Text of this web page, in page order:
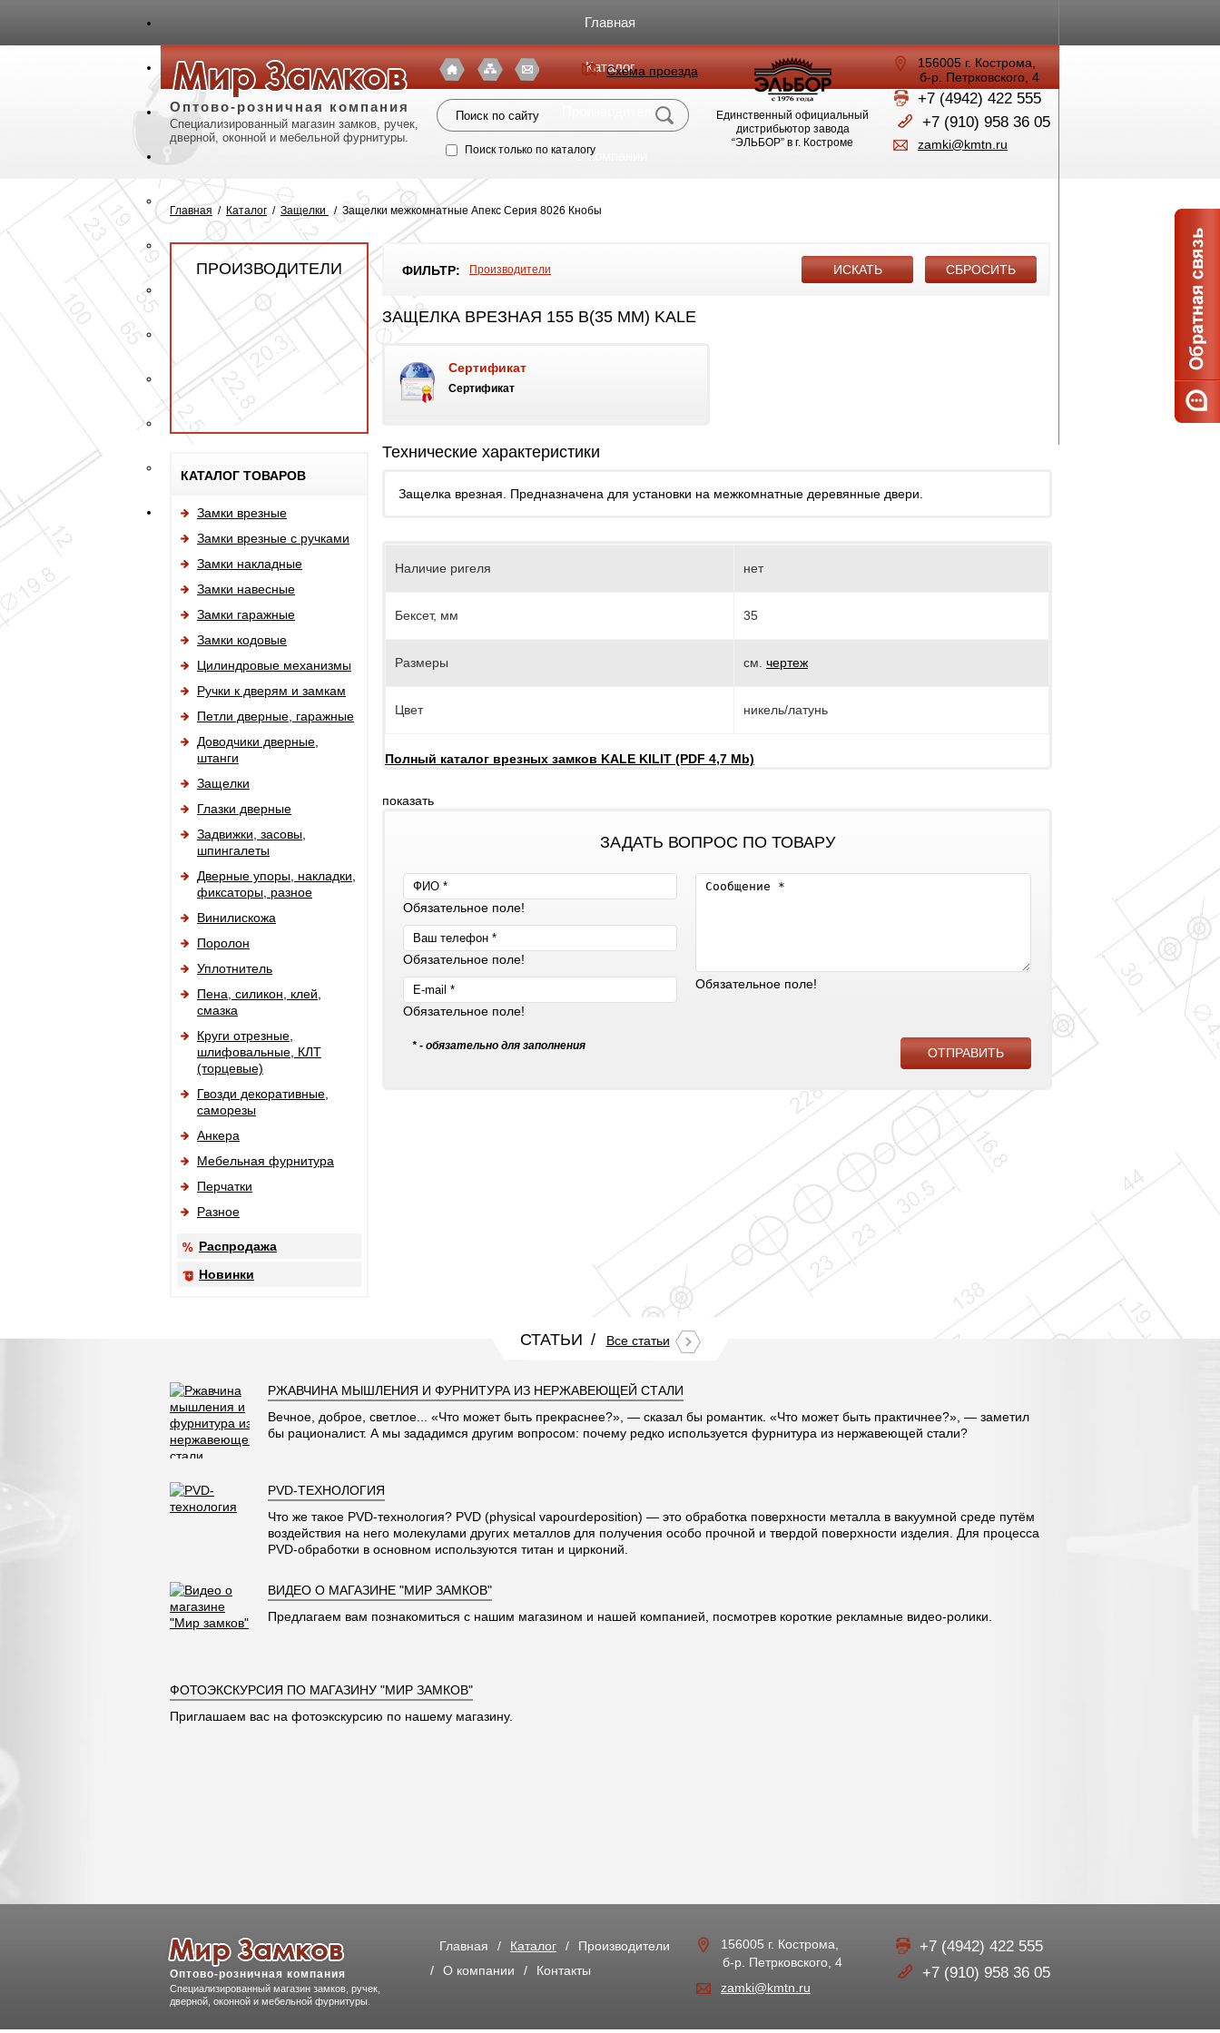
Главная
Каталог
Производители
О компании
Оптово-розничная компания
Специализированный магазин замков, ручек,
дверной, оконной и мебельной фурнитуры.
Схема проезда
Поиск только по каталогу
Единственный официальный
дистрибьютор завода
“ЭЛЬБОР” в г. Костроме
156005 г. Кострома,
б-р. Петрковского, 4
+7 (4942) 422 555
+7 (910) 958 36 05
zamki@kmtn.ru
Главная / Каталог / Защелки / Защелки межкомнатные Апекс Серия 8026 Кнобы
ПРОИЗВОДИТЕЛИ
КАТАЛОГ ТОВАРОВ
Замки врезные
Замки врезные с ручками
Замки накладные
Замки навесные
Замки гаражные
Замки кодовые
Цилиндровые механизмы
Ручки к дверям и замкам
Петли дверные, гаражные
Доводчики дверные,
штанги
Защелки
Глазки дверные
Задвижки, засовы,
шпингалеты
Дверные упоры, накладки,
фиксаторы, разное
Винилискожа
Поролон
Уплотнитель
Пена, силикон, клей,
смазка
Круги отрезные,
шлифовальные, КЛТ
(торцевые)
Гвозди декоративные,
саморезы
Анкера
Мебельная фурнитура
Перчатки
Разное
Распродажа
Новинки
ФИЛЬТР: Производители
ЗАЩЕЛКА ВРЕЗНАЯ 155 В(35 ММ) KALE
Сертификат
Сертификат
Технические характеристики
Защелка врезная. Предназначена для установки на межкомнатные деревянные двери.
Наличие ригеля нет
Бексет, мм 35
Размеры см. чертеж
Цвет никель/латунь
Полный каталог врезных замков KALE KILIT (PDF 4,7 Mb)
показать
ЗАДАТЬ ВОПРОС ПО ТОВАРУ
Обязательное поле!
Обязательное поле!
Обязательное поле!
Обязательное поле!
* - обязательно для заполнения
СТАТЬИ Все статьи
РЖАВЧИНА МЫШЛЕНИЯ И ФУРНИТУРА ИЗ НЕРЖАВЕЮЩЕЙ СТАЛИ
Вечное, доброе, светлое... «Что может быть прекраснее?», — сказал бы романтик. «Что может быть практичнее?», — заметил
бы рационалист. А мы зададимся другим вопросом: почему редко используется фурнитура из нержавеющей стали?
PVD-ТЕХНОЛОГИЯ
Что же такое PVD-технология? PVD (physical vapourdeposition) — это обработка поверхности металла в вакуумной среде путём
воздействия на него молекулами других металлов для получения особо прочной и твердой поверхности изделия. Для процесса
PVD-обработки в основном используются титан и цирконий.
ВИДЕО О МАГАЗИНЕ "МИР ЗАМКОВ"
Предлагаем вам познакомиться с нашим магазином и нашей компанией, посмотрев короткие рекламные видео-ролики.
ФОТОЭКСКУРСИЯ ПО МАГАЗИНУ "МИР ЗАМКОВ"
Приглашаем вас на фотоэкскурсию по нашему магазину.
Оптово-розничная компания
Специализированный магазин замков, ручек,
дверной, оконной и мебельной фурнитуры.
Главная Каталог
Производители
О компании
Контакты
156005 г. Кострома,
б-р. Петрковского, 4
zamki@kmtn.ru
+7 (4942) 422 555
+7 (910) 958 36 05